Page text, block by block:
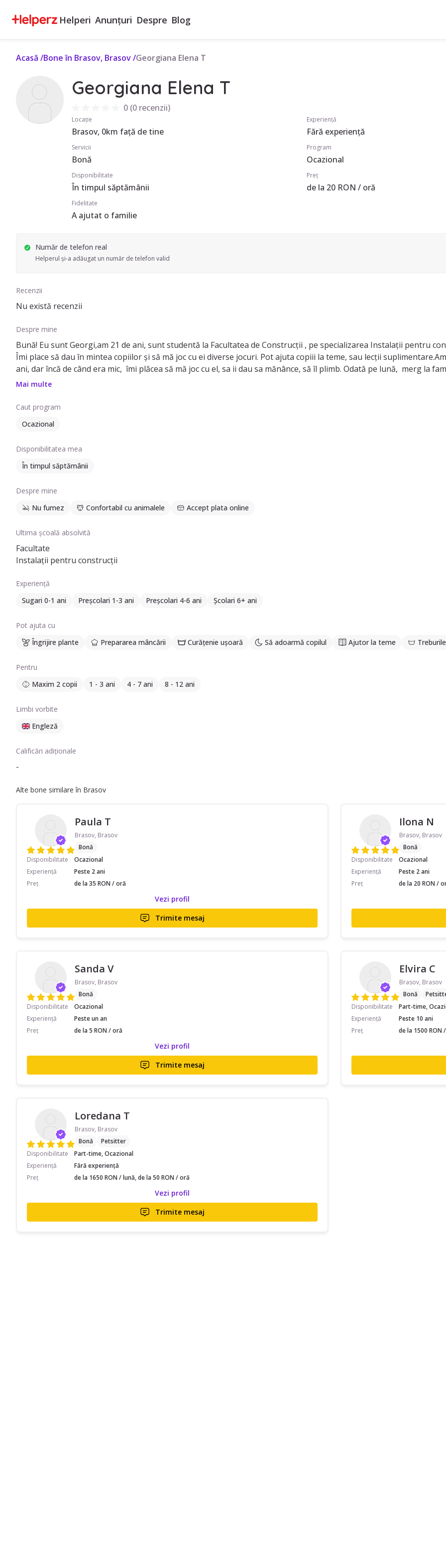
Helperi Anunțuri Despre Blog
Acasă /Bone în Brasov, Brasov/Georgiana Elena T
Georgiana Elena T
0(0 recenzii)
Locație
Brasov, 0km față de tine
Experiență
Fără experiență
Servicii
Bonă
Program
Ocazional
Disponibilitate
În timpul săptămânii
Preț
de la 20 RON / oră
Fidelitate
A ajutat o familie
Număr de telefon real
Helperul și-a adăugat un număr de telefon valid
Recenzii
Nu există recenzii
Despre mine
Bună! Eu sunt Georgi,am 21 de ani, sunt studentă la Facultatea de Construcții , pe specializarea Instalații pentru
Îmi place să dau în mintea copiilor și să mă joc cu ei diverse jocuri. Pot ajuta copiii la teme, sau lecții
ani, dar încă de când era mic, îmi plăcea să mă joc cu el, sa ii dau sa mănânce, să îl plimb. Odată pe lună, merg la
de 6, respectiv 7 ani, și mai au unul mic de 2 anișori(mama iubitului este asistent maternal). De fiecare dată când
Mai multe
Caut program
Ocazional
Disponibilitatea mea
În timpul săptămânii
Despre mine
Nu fumez
Confortabil cu animalele Accept plata online
Ultima școală absolvită
Facultate
Instalații pentru construcții
Experiență
Sugari 0-1 ani
Preșcolari 1-3 ani Preșcolari 4-6 ani Școlari 6+ ani
Pot ajuta cu
Îngrijire plante
Prepararea mâncării Curățenie ușoară Să adoarmă copilul Ajutor la teme
Pentru
Maxim 2 copii
1 - 3 ani 4 - 7 ani 8 - 12 ani
Limbi vorbite
Engleză
Calificări adiționale
-
Alte bone similare în Brasov
Paula T
Brasov, Brasov
Bonă
Disponibilitate
Ocazional
Experiență
Peste 2 ani
Preț
de la 35 RON / oră
Vezi profil
Trimite mesaj
Ilona N
Brasov, Brasov
Bonă
Disponibilitate
Ocazional
Experiență
Peste 2 ani
Preț
de la 20 RON /
Sanda V
Brasov, Brasov
Bonă
Disponibilitate
Ocazional
Experiență
Peste un an
Preț
de la 5 RON / oră
Vezi profil
Trimite mesaj
Elvira C
Brasov, Brasov
Bonă
Disponibilitate
Part-time,
Experiență
Peste 10 ani
Preț
de la 1500 RON
Loredana T
Brasov, Brasov
Bonă
Petsitter
Disponibilitate
Part-time, Ocazional
Experiență
Fără experiență
Preț
de la 1650 RON / lună, de la 50 RON / oră
Vezi profil
Trimite mesaj